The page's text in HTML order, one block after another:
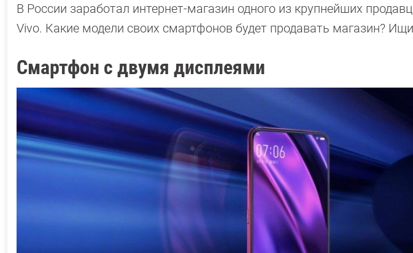
В России заработал интернет-магазин одного из крупнейших
Vivo. Какие модели своих смартфонов будет продавать магазин?
Смартфон с двумя дисплеями